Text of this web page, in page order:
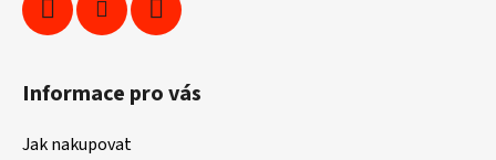
Informace pro vás
Jak nakupovat